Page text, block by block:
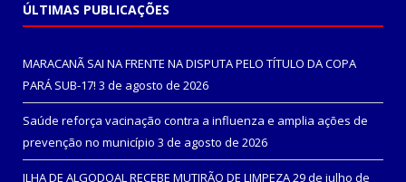
ÚLTIMAS PUBLICAÇÕES
MARACANÃ SAI NA FRENTE NA DISPUTA PELO TÍTULO DA COPA
PARÁ SUB-17! 3 de agosto de 2026
Saúde reforça vacinação contra a influenza e amplia ações de
prevenção no município 3 de agosto de 2026
ILHA DE ALGODOAL RECEBE MUTIRÃO DE LIMPEZA29 de julho de